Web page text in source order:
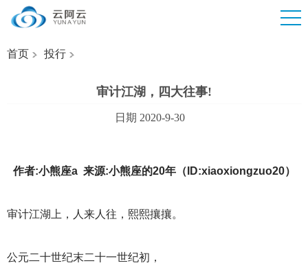
首页 投行
审计江湖，四大往事!
日期 2020-9-30
作者:小熊座a 来源:小熊座的20年（ID:xiaoxiongzuo20）
审计江湖上，人来人往，熙熙攘攘。
公元二十世纪末二十一世纪初，